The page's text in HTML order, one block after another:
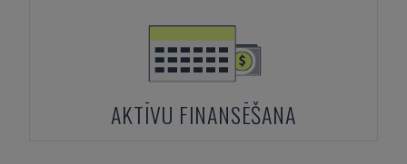
AKTĪVU FINANSĒŠANA